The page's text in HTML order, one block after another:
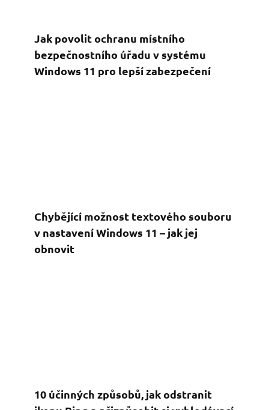
Jak povolit ochranu místního
bezpečnostního úřadu v systému
Windows 11 pro lepší zabezpečení
Chybějící možnost textového souboru
v nastavení Windows 11 – jak jej
obnovit
10 účinných způsobů, jak odstranit